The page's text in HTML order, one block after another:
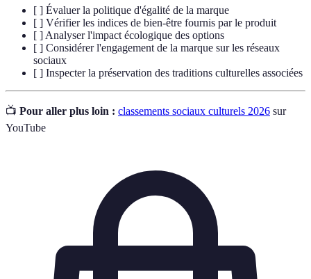
[ ] Évaluer la politique d'égalité de la marque
[ ] Vérifier les indices de bien-être fournis par le produit
[ ] Analyser l'impact écologique des options
[ ] Considérer l'engagement de la marque sur les réseaux
sociaux
[ ] Inspecter la préservation des traditions culturelles associées
📺 Pour aller plus loin : classements sociaux culturels 2026 sur
YouTube